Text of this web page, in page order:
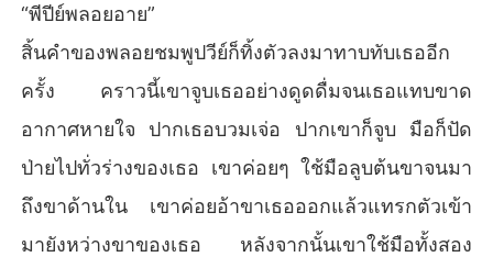
“พีปีย์พลอยอาย”
สิ้นคำของพลอยชมพูปวีย์ก็ทิ้งตัวลงมาทาบทับเธออีก
ครั้ง คราวนี้เขาจูบเธออย่างดูดดื่มจนเธอแทบขาด
อากาศหายใจ ปากเธอบวมเจ่อ ปากเขาก็จูบ มือก็ปัด
ป่ายไปทั่วร่างของเธอ เขาค่อยๆ ใช้มือลูบต้นขาจนมา
ถึงขาด้านใน เขาค่อยอ้าขาเธอออกแล้วแทรกตัวเข้า
มายังหว่างขาของเธอ หลังจากนั้นเขาใช้มือทั้งสอง